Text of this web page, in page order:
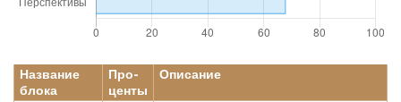
Название
блока
Про-
центы
Описание